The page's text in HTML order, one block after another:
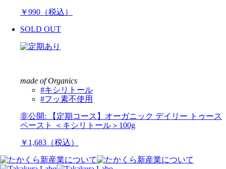
￥990（税込）
SOLD OUT
made of Organics
#キシリトール
#フッ素不使用
非公開: 【定期コース】オーガニック デイリー トゥース
ペースト ＜キシリトール＞100g
￥1,683（税込）